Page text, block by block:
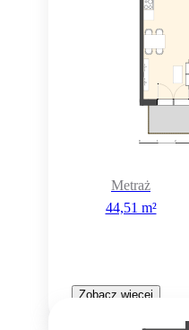
Metraż
44,51 m²
Zobacz więcej